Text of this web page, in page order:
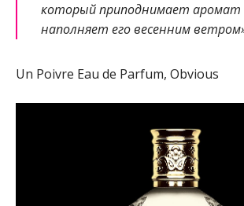
который приподнимает аромат
наполняет его весенним
Un Poivre Eau de Parfum, Obvious